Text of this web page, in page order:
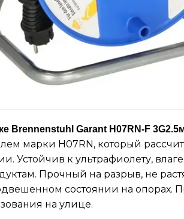
Brennenstuhl Garant H07RN-F
марки H07RN, который
Устойчив к ультрафиолету,
Прочный на разрыв, не
состоянии на опорах.
на улице.